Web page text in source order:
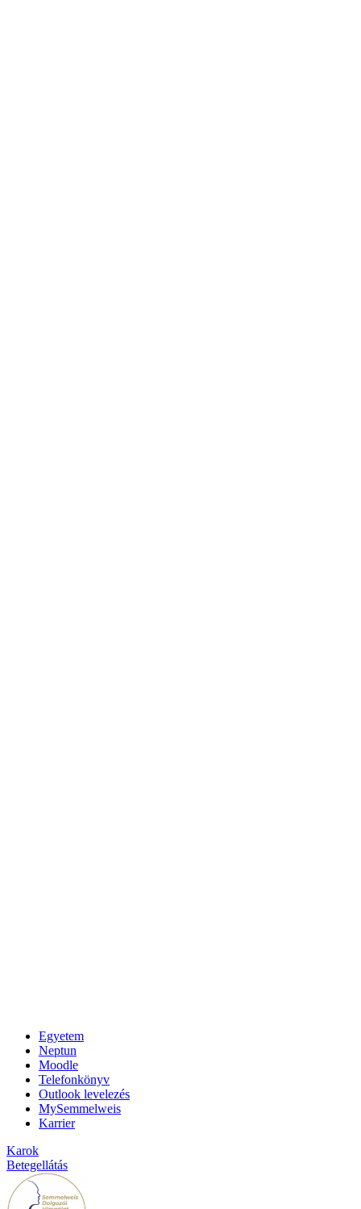
Egyetem
Neptun
Moodle
Telefonkönyv
Outlook levelezés
MySemmelweis
Karrier
Karok
Betegellátás